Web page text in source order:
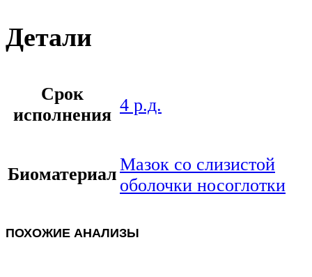
Детали
Срок
исполнения 4 р.д.
БиоматериалМазок со слизистой
оболочки носоглотки
ПОХОЖИЕ АНАЛИЗЫ